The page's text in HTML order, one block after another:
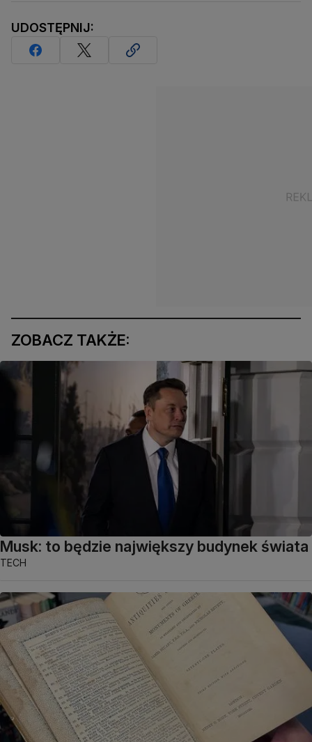
UDOSTĘPNIJ:
ZOBACZ TAKŻE:
Musk: to będzie największy budynek świata
TECH